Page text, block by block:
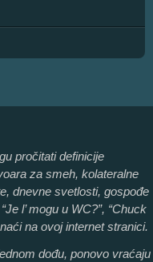
pročitati definicije
za smeh, kolateralne
dnevne svetlosti, gospođe
l’ mogu u WC?”, “Chuck
na ovoj internet stranici.
dođu, ponovo vraćaju